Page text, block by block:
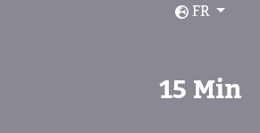
FR
15 Min